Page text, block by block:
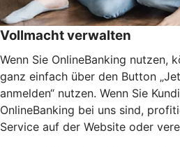
Vollmacht verwalten
Wenn Sie OnlineBanking nutzen,
ganz einfach über den Button
anmelden“ nutzen. Wenn Sie
OnlineBanking bei uns sind,
Service auf der Website oder